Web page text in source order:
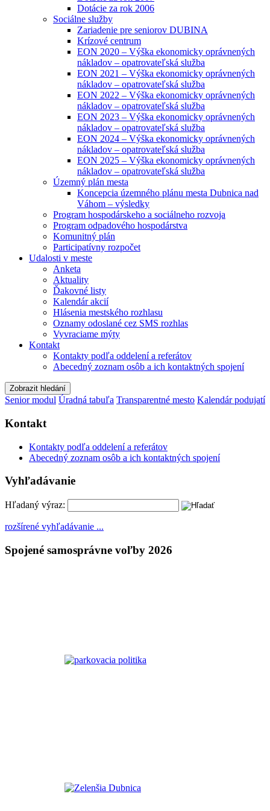
Dotácie za rok 2006
Sociálne služby
Zariadenie pre seniorov DUBINA
Krízové centrum
EON 2020 – Výška ekonomicky oprávnených
nákladov – opatrovateľská služba
EON 2021 – Výška ekonomicky oprávnených
nákladov – opatrovateľská služba
EON 2022 – Výška ekonomicky oprávnených
nákladov – opatrovateľská služba
EON 2023 – Výška ekonomicky oprávnených
nákladov – opatrovateľská služba
EON 2024 – Výška ekonomicky oprávnených
nákladov – opatrovateľská služba
EON 2025 – Výška ekonomicky oprávnených
nákladov – opatrovateľská služba
Územný plán mesta
Koncepcia územného plánu mesta Dubnica nad
Váhom – výsledky
Program hospodárskeho a sociálneho rozvoja
Program odpadového hospodárstva
Komunitný plán
Participatívny rozpočet
Udalosti v meste
Anketa
Aktuality
Ďakovné listy
Kalendár akcií
Hlásenia mestského rozhlasu
Oznamy odoslané cez SMS rozhlas
Vyvraciame mýty
Kontakt
Kontakty podľa oddelení a referátov
Abecedný zoznam osôb a ich kontaktných spojení
Zobrazit hledání
Senior modul Úradná tabuľa Transparentné mesto Kalendár podujatí
Kontakt
Kontakty podľa oddelení a referátov
Abecedný zoznam osôb a ich kontaktných spojení
Vyhľadávanie
Hľadaný výraz:
rozšírené vyhľadávanie ...
Spojené samosprávne voľby 2026